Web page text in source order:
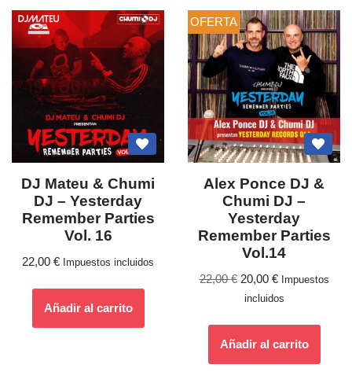
DJ Mateu & Chumi
DJ – Yesterday
Remember Parties
Vol. 16
22,00 € Impuestos incluidos
Añadir al carrito
OFERTA
Alex Ponce DJ &
Chumi DJ ‎–
Yesterday
Remember Parties
Vol.14
22,00€ 20,00 €
Impuestos
incluidos
Añadir al carrito